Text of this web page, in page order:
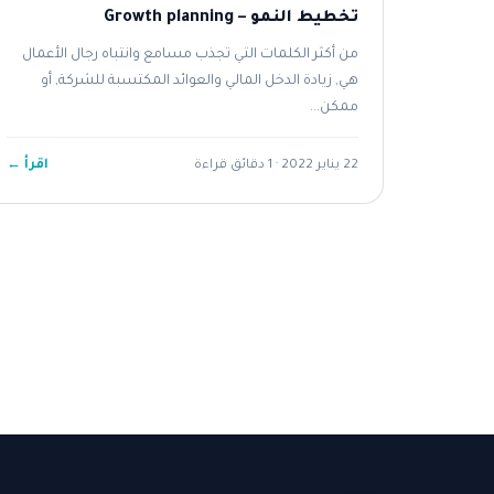
تخطيط النمو – Growth planning
من أكثر الكلمات التي تجذب مسامع وانتباه رجال الأعمال
هي, زيادة الدخل المالي والعوائد المكتسبة للشركة, أو
ممكن...
22 يناير 2022 · 1 دقائق قراءة اقرأ ←